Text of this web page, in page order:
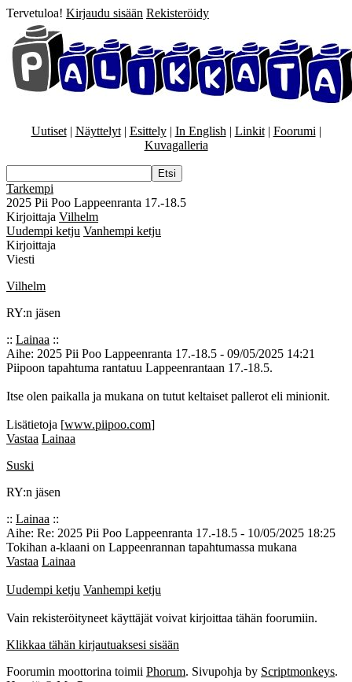
Tervetuloa! Kirjaudu sisään Rekisteröidy
Uutiset| Näyttelyt| Esittely| In English | Linkit| Foorumi |
Kuvagalleria
Tarkempi
2025 Pii Poo Lappeenranta 17.-18.5
Kirjoittaja Vilhelm
Uudempi ketju Vanhempi ketju
Kirjoittaja
Viesti
Vilhelm
RY:n jäsen
:: Lainaa ::
Aihe: 2025 Pii Poo Lappeenranta 17.-18.5 - 09/05/2025 14:21
Piipoon tapahtuma rantatuu Lappeenrantaan 17.-18.5.
Itse olen paikalla ja mukana on tutut keltaiset pallerot eli minionit.
Lisätietoja [www.piipoo.com]
Vastaa Lainaa
Suski
RY:n jäsen
:: Lainaa ::
Aihe: Re: 2025 Pii Poo Lappeenranta 17.-18.5 - 10/05/2025 18:25
Tokihan a-klaani on Lappeenrannan tapahtumassa mukana
Vastaa Lainaa
Uudempi ketju Vanhempi ketju
Vain rekisteröityneet käyttäjät voivat kirjoittaa tähän foorumiin.
Klikkaa tähän kirjautuaksesi sisään
Foorumin moottorina toimii Phorum. Sivupohja by Scriptmonkeys.